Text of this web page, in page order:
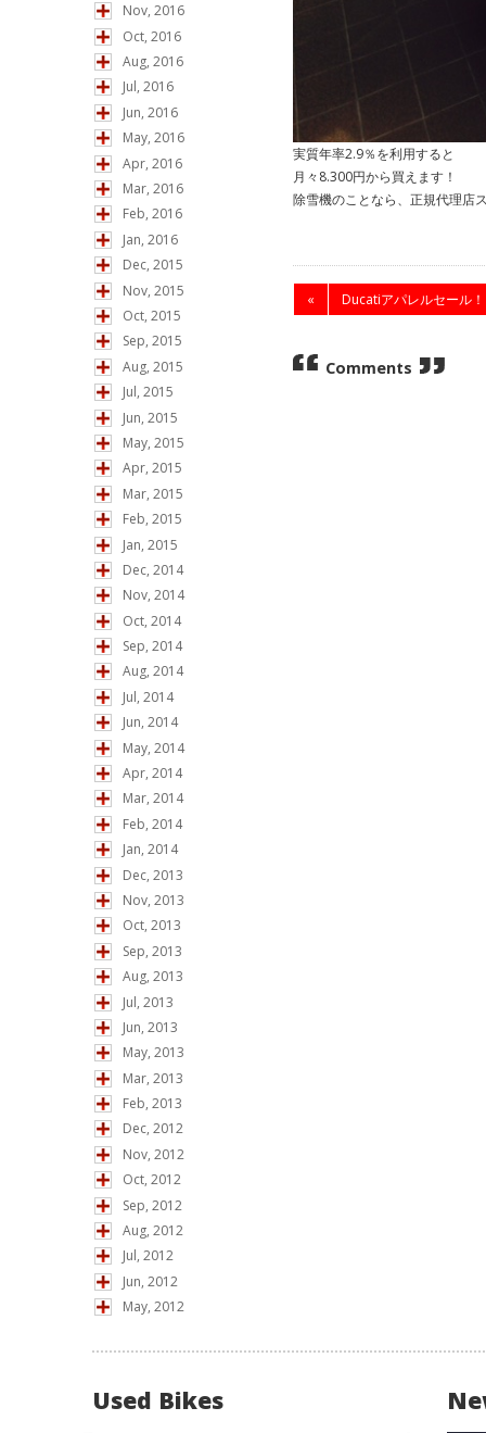
Nov, 2016
Oct, 2016
Aug, 2016
Jul, 2016
Jun, 2016
May, 2016
Apr, 2016
Mar, 2016
Feb, 2016
Jan, 2016
Dec, 2015
Nov, 2015
Oct, 2015
Sep, 2015
Aug, 2015
Jul, 2015
Jun, 2015
May, 2015
Apr, 2015
Mar, 2015
Feb, 2015
Jan, 2015
Dec, 2014
Nov, 2014
Oct, 2014
Sep, 2014
Aug, 2014
Jul, 2014
Jun, 2014
May, 2014
Apr, 2014
Mar, 2014
Feb, 2014
Jan, 2014
Dec, 2013
Nov, 2013
Oct, 2013
Sep, 2013
Aug, 2013
Jul, 2013
Jun, 2013
May, 2013
Mar, 2013
Feb, 2013
Dec, 2012
Nov, 2012
Oct, 2012
Sep, 2012
Aug, 2012
Jul, 2012
Jun, 2012
May, 2012
実質年率2.9％を利用すると
月々8.300円から買えます！
除雪機のことなら、正規代理店
« Ducatiアパレルセール！
Comments
Used Bikes